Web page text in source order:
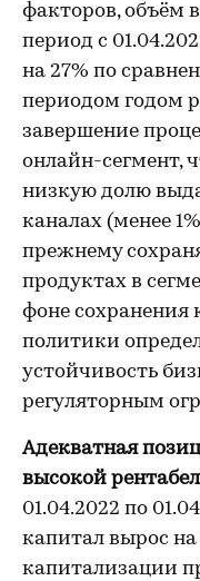
факторов, объём
период с
на 27% по
периодом годом
завершение
онлайн-сегмент,
низкую долю
каналах (менее
прежнему
продуктах в
фоне сохранения
политики
устойчивость
регуляторным
Адекватная
высокой
01.04.2022 по
капитал вырос на
капитализации